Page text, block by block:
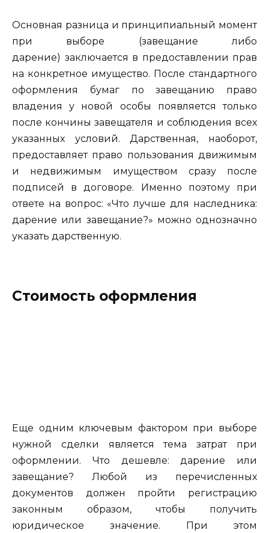
Основная разница и принципиальный момент
при выборе (завещание либо
дарение) заключается в предоставлении прав
на конкретное имущество. После стандартного
оформления бумаг по завещанию право
владения у новой особы появляется только
после кончины завещателя и соблюдения всех
указанных условий. Дарственная, наоборот,
предоставляет право пользования движимым
и недвижимым имуществом сразу после
подписей в договоре. Именно поэтому при
ответе на вопрос: «Что лучше для наследника:
дарение или завещание?» можно однозначно
указать дарственную.
Стоимость оформления
Еще одним ключевым фактором при выборе
нужной сделки является тема затрат при
оформлении. Что дешевле: дарение или
завещание? Любой из перечисленных
документов должен пройти регистрацию
законным образом, чтобы получить
юридическое значение. При этом